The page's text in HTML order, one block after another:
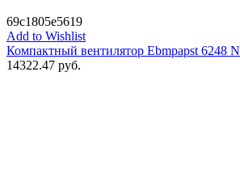
69c1805e5619
Add to Wishlist
Компактный вентилятор Ebmpapst 6248 N
14322.47 руб.